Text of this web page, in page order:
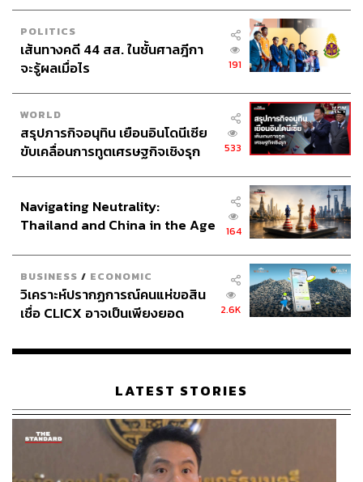
– ทีมวิจัยจากสถาบันวิจัย Gamaleya ซึ่งเป็นส่วนหนึ่งของ
กระทรวงสาธารณสุขรัสเซีย เริ่มต้นการทดสอบวัคซีนมนุษย์
ระยะที่ 1 ในช่วงเดือนมิถุนายนที่ผ่านมา
Protein-Based Vaccines: การพัฒนาวัคซีน ด้วยการใส่
ชิ้นส่วนโปรตีนของไวรัสเพื่อกระตุ้นการสร้างภูมิคุ้มกัน
บริษัท Novavax จากสหรัฐฯ เป็นผู้นำในการทดสอบวัคซีนที่
พัฒนาด้วยวิธีนี้ โดยอยู่ระหว่างการทดสอบในมนุษย์ ระยะที่ 1
และ 2 ขณะที่บริษัท Clover Biopharmaceuticals และบริษัท
Anhui Zhifei Longcom ที่ร่วมมือกับสถาบันวิทยาศาสตร์การ
ในมนุษย์ระยะที่ 1
Whole-Virus Vaccines: วัคซีนที่พัฒนาโดยใช้ไวรัสที่
สนองของระบบภูมิคุ้มกัน
การพัฒนาวัคซีนด้วยวิธีนี้ ณ ปัจจุบัน มีเพียง 3 ทีมวิจัยจากจีน
ได้แก่บริษัท Sinopharm ของรัฐบาลจีน, บริษัท Sinovac
Biotech และสถาบันวิทยาศาสตร์การแพทย์จีน ที่อยู่ระหว่าง
การทดสอบในมนุษย์ โดย Sinopharm นั้นมีผลทดสอบที่ค่อน
ข้างดีและอยู่ระหว่างการทดสอบในมนุษย์ระยะที่ 3
POLITICS
เส้นทางคดี 44 สส. ในชั้นศาลฎีกา
จะรู้ผลเมื่อไร
191
WORLD
สรุปภารกิจอนุทิน เยือนอินโดนีเซีย
ขับเคลื่อนการทูตเศรษฐกิจเชิงรุก
533
Navigating Neutrality:
Thailand and China in the Age
164
BUSINESS / ECONOMIC
วิเคราะห์ปรากฏการณ์คนแห่ขอสิน
เชื่อ CLICX อาจเป็นเพียงยอด
เรือนไทยที่ถูกซุกไว้
2.6K
LATEST STORIES